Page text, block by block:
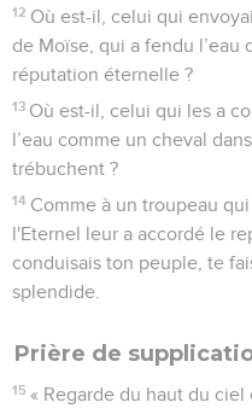
12 Où est-il, celui qui
de Moïse, qui a fendu l’eau
réputation éternelle ?
13 Où est-il, celui qui les a
l’eau comme un cheval
trébuchent ?
14 Comme à un troupeau
l'Eternel leur a accordé le
conduisais ton peuple, te
splendide.
Prière de
15 « Regarde du haut du